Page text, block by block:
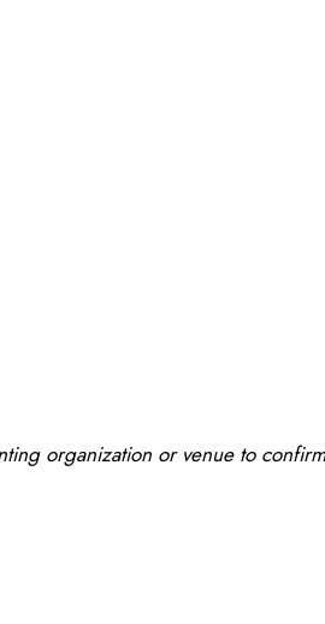
organization or venue to confirm